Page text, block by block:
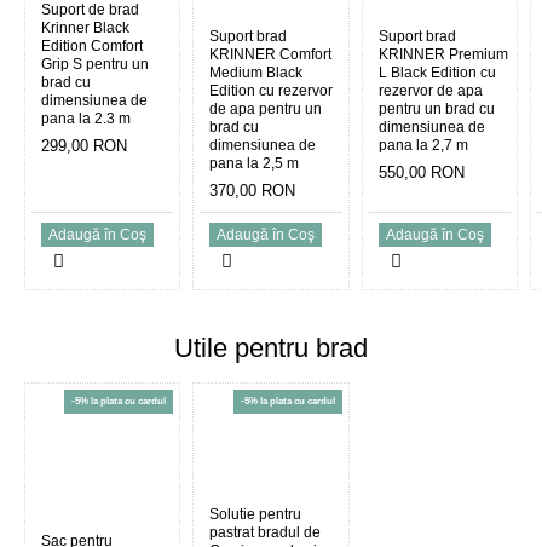
Suport de brad
Krinner Black
Edition Comfort
Grip S pentru un
brad cu
dimensiunea de
pana la 2.3 m
299,00 RON
Adaugă în Coş
Suport brad
KRINNER Comfort
Medium Black
Edition cu rezervor
de apa pentru un
brad cu
dimensiunea de
pana la 2,5 m
370,00 RON
Adaugă în Coş
Suport brad
KRINNER Premium
L Black Edition cu
rezervor de apa
pentru un brad cu
dimensiunea de
pana la 2,7 m
550,00 RON
Adaugă în Coş
Utile pentru brad
-5% la plata cu cardul
Sac pentru
-5% la plata cu cardul
Solutie pentru
pastrat bradul de